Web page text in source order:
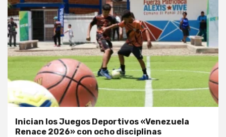
Inician los Juegos Deportivos «Venezuela
Renace 2026» con ocho disciplinas